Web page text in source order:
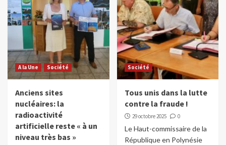
A la Une Société
Anciens sites
nucléaires: la
radioactivité
artificielle reste « à un
niveau très bas »
Société
Tous unis dans la lutte
contre la fraude !
29 octobre 2025 0
Le Haut-commissaire de la
République en Polynésie